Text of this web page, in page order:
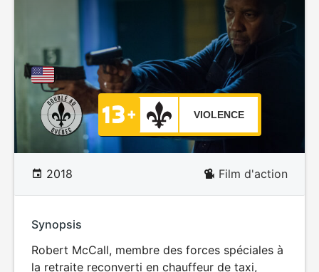
VIOLENCE
2018 Film d'action
Synopsis
Robert McCall, membre des forces spéciales à
la retraite reconverti en chauffeur de taxi,